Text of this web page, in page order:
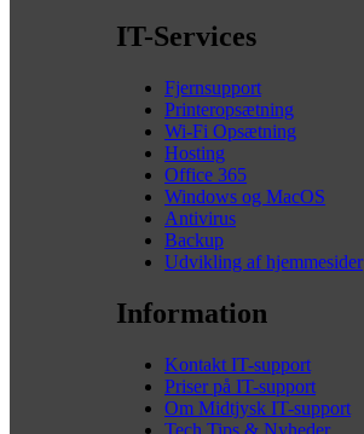
IT-Services
Fjernsupport
Printeropsætning
Wi-Fi Opsætning
Hosting
Office 365
Windows og MacOS
Antivirus
Backup
Udvikling af hjemmesider
Information
Kontakt IT-support
Priser på IT-support
Om Midtjysk IT-support
Tech Tips & Nyheder